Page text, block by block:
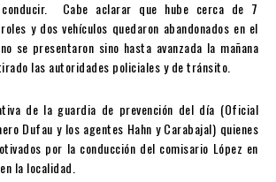
Cabe aclarar que hube cerca de 7
y dos vehículos quedaron abandonados en el
se presentaron sino hasta avanzada la mañana
las autoridades policiales y de tránsito.
de la guardia de prevención del día (Oficial
Dufau y los agentes Hahn y Carabajal) quienes
por la conducción del comisario López en
la localidad.